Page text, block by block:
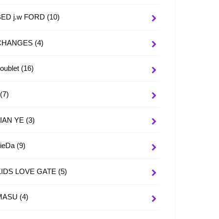
j.w FORD (10)
(4)
(16)
(7)
YE (3)
(9)
LOVE GATE (5)
(4)